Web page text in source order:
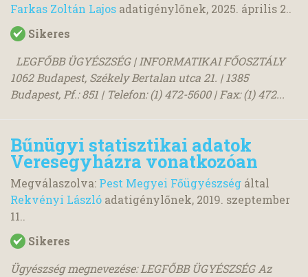
Farkas Zoltán Lajos adatigénylőnek, 2025. április 2..
Sikeres
LEGFŐBB ÜGYÉSZSÉG | INFORMATIKAI FŐOSZTÁLY
1062 Budapest, Székely Bertalan utca 21. | 1385
Budapest, Pf.: 851 | Telefon: (1) 472-5600 | Fax: (1) 472...
Bűnügyi statisztikai adatok
Veresegyházra vonatkozóan
Megválaszolva: Pest Megyei Főügyészség által
Rekvényi László adatigénylőnek, 2019. szeptember
11..
Sikeres
Ügyészség megnevezése: LEGFŐBB ÜGYÉSZSÉG Az